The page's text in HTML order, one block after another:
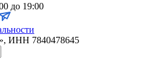
до 19:00
ИНН 7840478645